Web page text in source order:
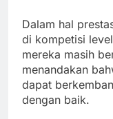
Dalam hal
di kompetisi
mereka masih
menandakan
dapat
dengan baik.